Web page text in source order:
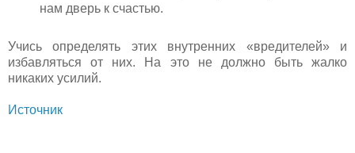
нам дверь к счастью.
Учись определять этих внутренних «вредителей» и
избавляться от них. На это не должно быть жалко
никаких усилий.
Источник